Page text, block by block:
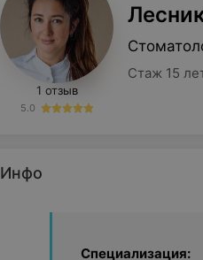
1 отзыв
5.0
Стаж 15
Инфо
Специализация: